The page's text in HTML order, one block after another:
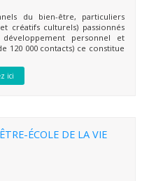
du bien-être, particuliers
créatifs culturels) passionnés
personnel et
120 000 contacts) ce constitue
ici
ÉCOLE DE LA VIE